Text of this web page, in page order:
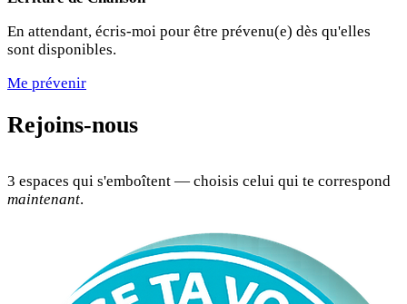
En attendant, écris-moi pour être prévenu(e) dès qu'elles
sont disponibles.
Me prévenir
Rejoins-nous
3 espaces qui s'emboîtent — choisis celui qui te correspond
maintenant.